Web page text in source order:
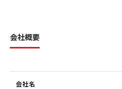
会社概要
会社名